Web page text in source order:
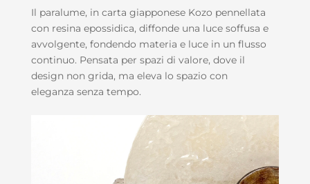
Il paralume, in carta giapponese Kozo pennellata
con resina epossidica, diffonde una luce soffusa e
avvolgente, fondendo materia e luce in un flusso
continuo. Pensata per spazi di valore, dove il
design non grida, ma eleva lo spazio con
eleganza senza tempo.